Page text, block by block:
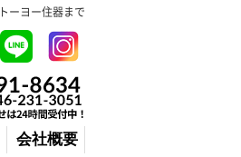
ーヨー住器まで
会社概要